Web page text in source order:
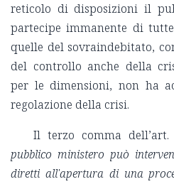
reticolo di disposizioni il
partecipe immanente di
quelle del sovraindebitato,
del controllo anche della
per le dimensioni, non ha
regolazione della crisi.
Il terzo comma
pubblico ministero può
diretti all'apertura di una